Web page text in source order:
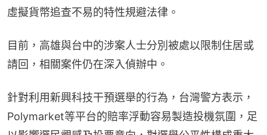
虛擬貨幣追查不易的特性規避法律。
目前，高雄與台中的涉案人士分別被處以限制住居或
請回，相關案件仍在深入偵辦中。
針對利用新興科技干預選舉的行為，台灣警方表示，
Polymarket等平台的賠率浮動容易製造投機氛圍，足